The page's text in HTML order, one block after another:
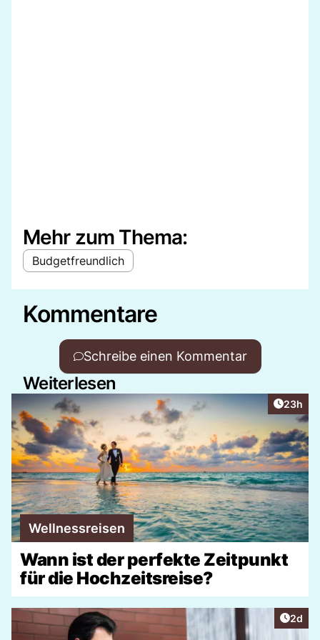
Mehr zum Thema:
Budgetfreundlich
Kommentare
Schreibe einen Kommentar
Weiterlesen
Artikel
23h
Wellnessreisen
Wann ist der perfekte Zeitpunkt
für die Hochzeitsreise?
2d